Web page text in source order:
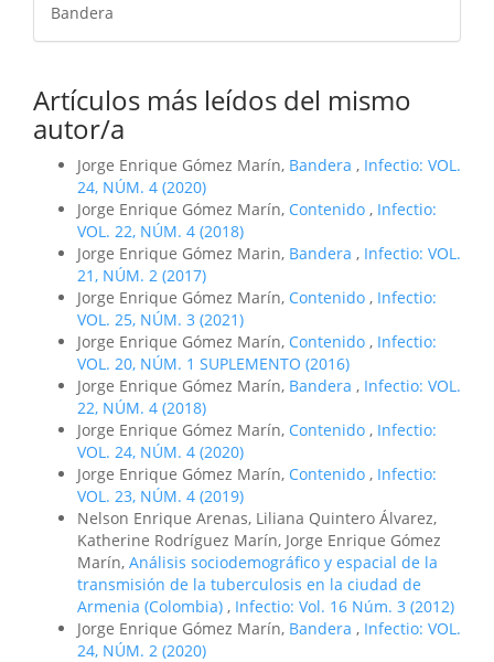
Bandera
Artículos más leídos del mismo
autor/a
Jorge Enrique Gómez Marín, Bandera , Infectio: VOL.
24, NÚM. 4 (2020)
Jorge Enrique Gómez Marín, Contenido , Infectio:
VOL. 22, NÚM. 4 (2018)
Jorge Enrique Gómez Marin, Bandera , Infectio: VOL.
21, NÚM. 2 (2017)
Jorge Enrique Gómez Marín, Contenido , Infectio:
VOL. 25, NÚM. 3 (2021)
Jorge Enrique Gómez Marín, Contenido , Infectio:
VOL. 20, NÚM. 1 SUPLEMENTO (2016)
Jorge Enrique Gómez Marín, Bandera , Infectio: VOL.
22, NÚM. 4 (2018)
Jorge Enrique Gómez Marín, Contenido , Infectio:
VOL. 24, NÚM. 4 (2020)
Jorge Enrique Gómez Marín, Contenido , Infectio:
VOL. 23, NÚM. 4 (2019)
Nelson Enrique Arenas, Liliana Quintero Álvarez,
Katherine Rodríguez Marín, Jorge Enrique Gómez
Marín, Análisis sociodemográfico y espacial de la
transmisión de la tuberculosis en la ciudad de
Armenia (Colombia) , Infectio: Vol. 16 Núm. 3 (2012)
Jorge Enrique Gómez Marín, Bandera , Infectio: VOL.
24, NÚM. 2 (2020)